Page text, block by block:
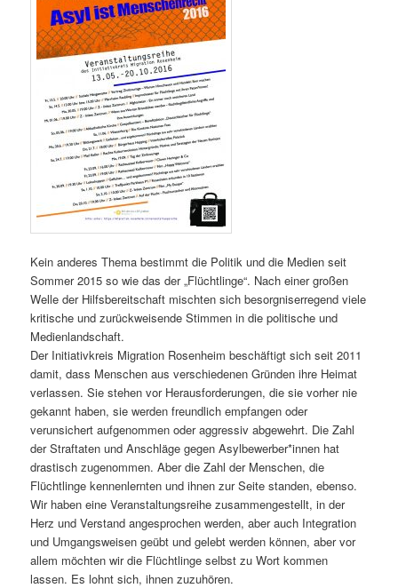
Kein anderes Thema bestimmt die Politik und die Medien seit
Sommer 2015 so wie das der „Flüchtlinge“. Nach einer großen
Welle der Hilfsbereitschaft mischten sich besorgniserregend viele
kritische und zurückweisende Stimmen in die politische und
Medienlandschaft.
Der Initiativkreis Migration Rosenheim beschäftigt sich seit 2011
damit, dass Menschen aus verschiedenen Gründen ihre Heimat
verlassen. Sie stehen vor Herausforderungen, die sie vorher nie
gekannt haben, sie werden freundlich empfangen oder
verunsichert aufgenommen oder aggressiv abgewehrt. Die Zahl
der Straftaten und Anschläge gegen Asylbewerber*innen hat
drastisch zugenommen. Aber die Zahl der Menschen, die
Flüchtlinge kennenlernten und ihnen zur Seite standen, ebenso.
Wir haben eine Veranstaltungsreihe zusammengestellt, in der
Herz und Verstand angesprochen werden, aber auch Integration
und Umgangsweisen geübt und gelebt werden können, aber vor
allem möchten wir die Flüchtlinge selbst zu Wort kommen
lassen. Es lohnt sich, ihnen zuzuhören.